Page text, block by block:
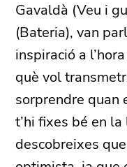
Gavaldà (Veu i
(Bateria), van
inspiració a
què vol
sorprendre quan
t’hi fixes bé en
descobreixes